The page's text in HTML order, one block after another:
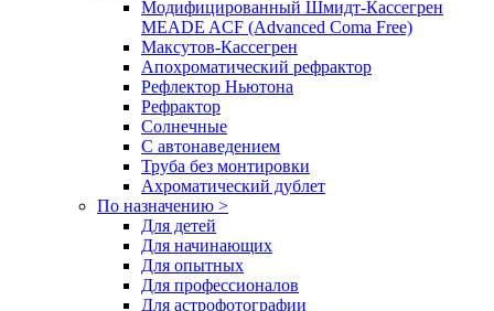
Модифицированный Шмидт-Кассегрен
MEADE ACF (Advanced Coma Free)
Максутов-Кассегрен
Апохроматический рефрактор
Рефлектор Ньютона
Рефрактор
Солнечные
С автонаведением
Труба без монтировки
Ахроматический дублет
По назначению >
Для детей
Для начинающих
Для опытных
Для профессионалов
Для астрофотографии